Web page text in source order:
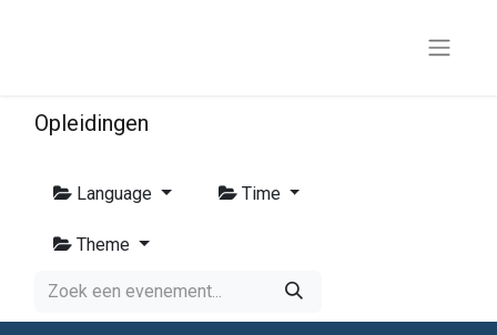
Opleidingen
Language Time
Theme